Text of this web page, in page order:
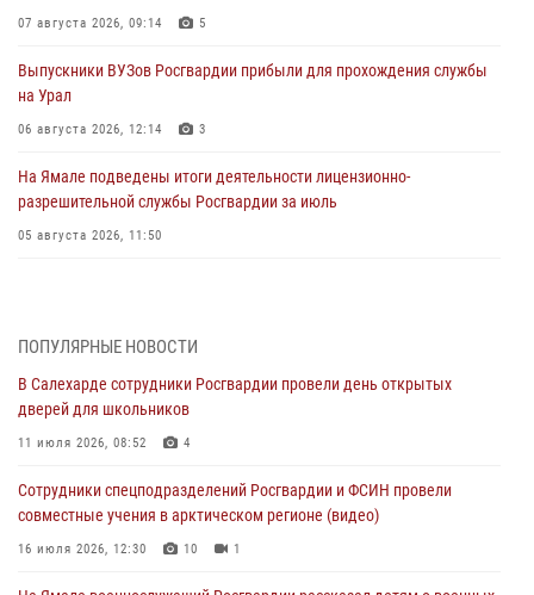
07 августа 2026, 09:14 5
Выпускники ВУЗов Росгвардии прибыли для прохождения службы
на Урал
06 августа 2026, 12:14 3
На Ямале подведены итоги деятельности лицензионно-
разрешительной службы Росгвардии за июль
05 августа 2026, 11:50
03 августа 2026, 07:21 2
Генерал-полковник Юрий Аверин выступил на Всероссийском
молодёжном образовательном форуме «Территория смыслов»
03 августа 2026, 06:54
Директор Росгвардии Герой России генерал армии Виктор Золотов
поздравил специалистов подразделений тыла с профессиональным
праздником
ПОПУЛЯРНЫЕ НОВОСТИ
В Салехарде сотрудники Росгвардии провели день открытых
дверей для школьников
11 июля 2026, 08:52 4
Сотрудники спецподразделений Росгвардии и ФСИН провели
совместные учения в арктическом регионе (видео)
16 июля 2026, 12:30 10 1